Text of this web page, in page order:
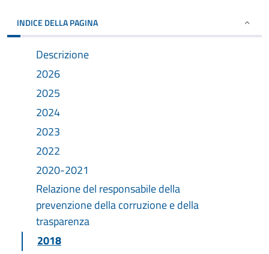
INDICE DELLA PAGINA
Descrizione
2026
2025
2024
2023
2022
2020-2021
Relazione del responsabile della
prevenzione della corruzione e della
trasparenza
2018